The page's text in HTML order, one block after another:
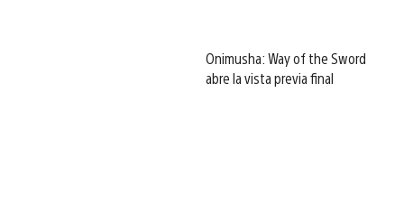
Onimusha: Way of the Sword
abre la vista previa final